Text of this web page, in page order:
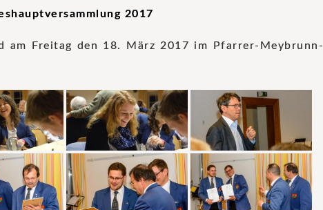
2017
am Freitag den 18. März 2017 im Pfarrer-Meybrunn-